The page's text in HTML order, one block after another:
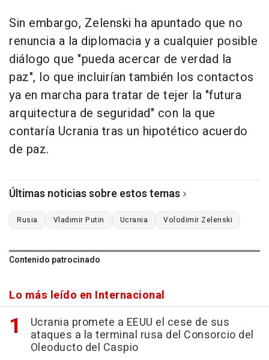
Sin embargo, Zelenski ha apuntado que no
renuncia a la diplomacia y a cualquier posible
diálogo que "pueda acercar de verdad la
paz", lo que incluirían también los contactos
ya en marcha para tratar de tejer la "futura
arquitectura de seguridad" con la que
contaría Ucrania tras un hipotético acuerdo
de paz.
Últimas noticias sobre estos temas
Rusia Vladimir Putin Ucrania Volodimir Zelenski
Contenido patrocinado
Lo más leído en Internacional
Ucrania promete a EEUU el cese de sus
ataques a la terminal rusa del Consorcio del
Oleoducto del Caspio